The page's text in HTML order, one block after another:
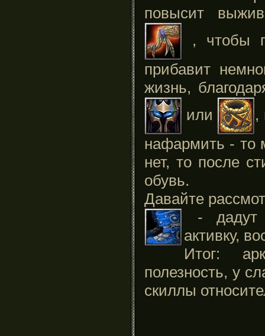
повысит
, чтобы
прибавит
жизнь,
или
,
нафармить - то
нет, то после
обувь.
Давайте
- дадут
активку,
Итог:
полезность, у
скиллы